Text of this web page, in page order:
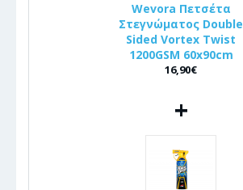
Wevora Πετσέτα
Στεγνώματος Double
Sided Vortex Twist
1200GSM 60x90cm
16,90€
+